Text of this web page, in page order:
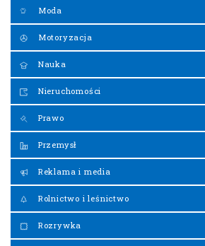
Moda
Motoryzacja
Nauka
Nieruchomości
Prawo
Przemysł
Reklama i media
Rolnictwo i leśnictwo
Rozrywka